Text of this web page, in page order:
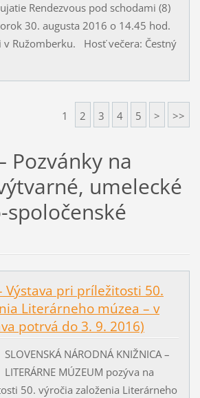
Rendezvous pod schodami (8)
30. augusta 2016 o 14.45 hod.
v Ružomberku. Hosť večera: Čestný
1 2 3 4 5 > >>
Pozvánky na
umelecké
Výstava pri príležitosti 50.
Literárneho múzea – v
potrvá do 3. 9. 2016)
SLOVENSKÁ NÁRODNÁ KNIŽNICA –
LITERÁRNE MÚZEUM pozýva na
50. výročia založenia Literárneho